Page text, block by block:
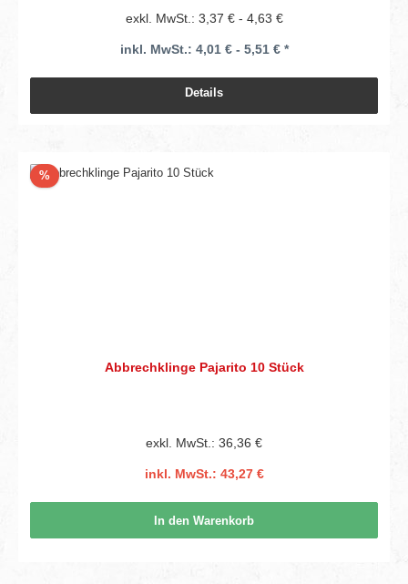
exkl. MwSt.: 3,37 € - 4,63 €
inkl. MwSt.: 4,01 € - 5,51 € *
Details
%Rabatt
Abbrechklinge Pajarito 10 Stück
exkl. MwSt.: 36,36 €
inkl. MwSt.: 43,27 €
In den Warenkorb